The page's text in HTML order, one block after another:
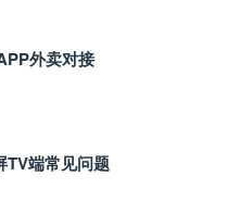
外卖对接
TV端常见问题